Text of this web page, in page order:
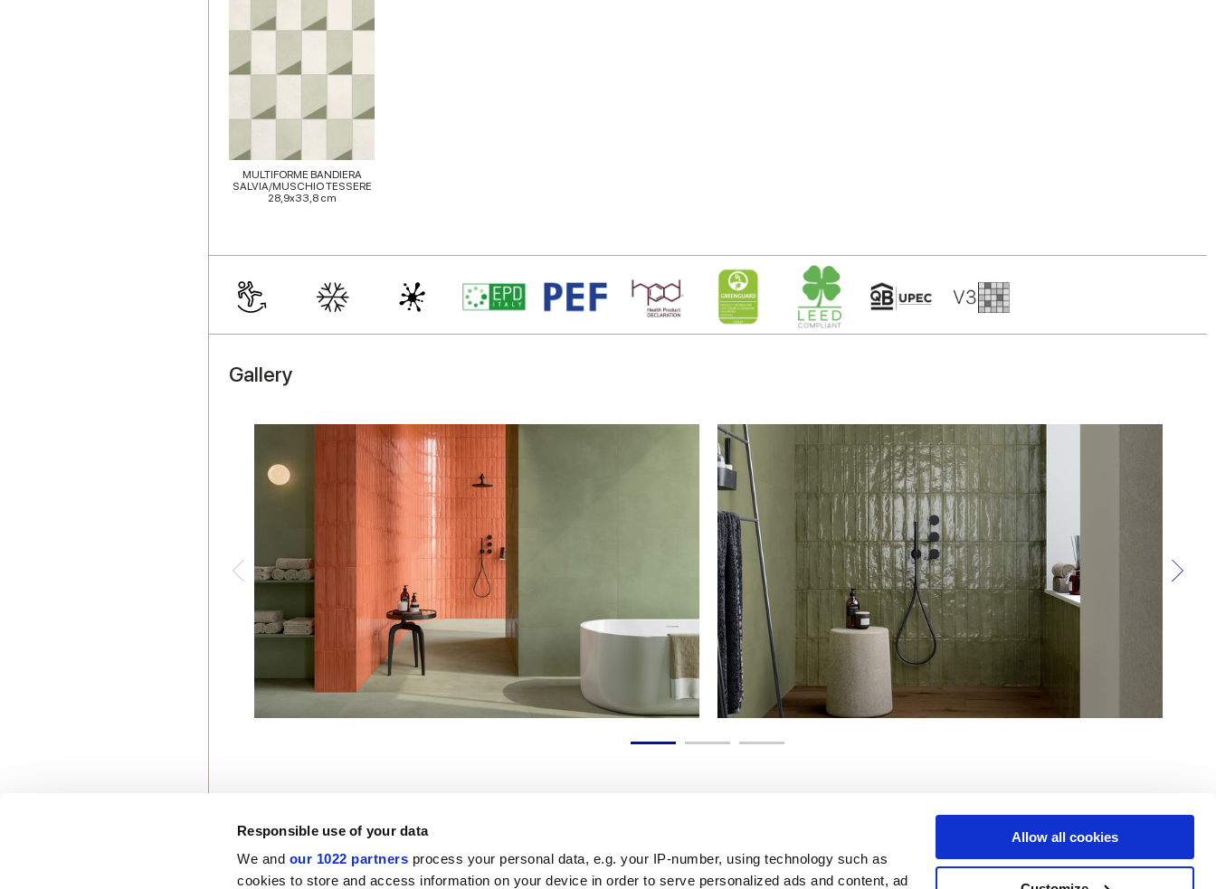
Responsible use of your data
We and our 1022 partners process your personal data, e.g. your IP-number, using technology such as
cookies to store and access information on your device in order to serve personalized ads and content, ad
Allow all cookies
MULTIFORME BANDIERA
SALVIA/MUSCHIO TESSERE
28,9x33,8 cm
Gallery
© 2026 CERAMICHE MARCA CORONA S.P.A. Link utili Area legale